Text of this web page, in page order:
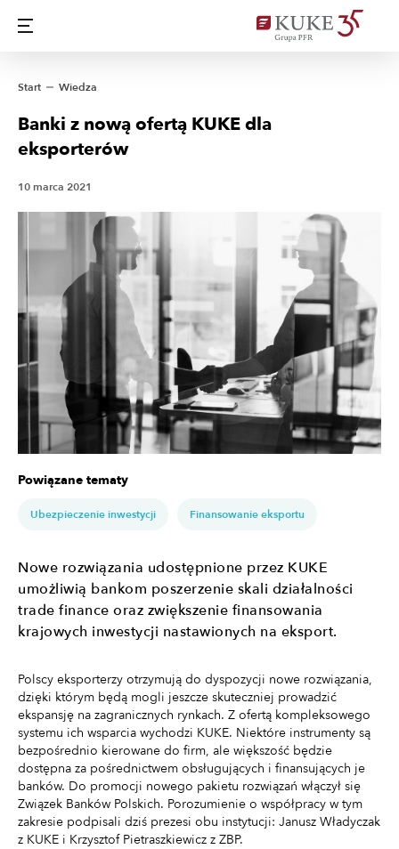
Start Wiedza
Banki z nową ofertą KUKE dla
eksporterów
10 marca 2021
Nowe rozwiązania udostępnione przez KUKE
umożliwią bankom poszerzenie skali działalności
trade finance oraz zwiększenie finansowania
krajowych inwestycji nastawionych na eksport.
Powiązane tematy
Ubezpieczenie inwestycji Finansowanie eksportu
Polscy eksporterzy otrzymują do dyspozycji nowe rozwiązania,
dzięki którym będą mogli jeszcze skuteczniej prowadzić
ekspansję na zagranicznych rynkach. Z ofertą kompleksowego
systemu ich wsparcia wychodzi KUKE. Niektóre instrumenty są
bezpośrednio kierowane do firm, ale większość będzie
dostępna za pośrednictwem obsługujących i finansujących je
banków. Do promocji nowego pakietu rozwiązań włączył się
Związek Banków Polskich. Porozumienie o współpracy w tym
zakresie podpisali dziś prezesi obu instytucji: Janusz Władyczak
z KUKE i Krzysztof Pietraszkiewicz z ZBP.